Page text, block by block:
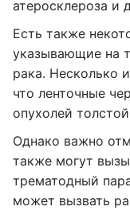
атеросклероза и
Есть также
указывающие на
рака. Несколько
что ленточные
опухолей
Однако важно
также могут
трематодный
может вызвать